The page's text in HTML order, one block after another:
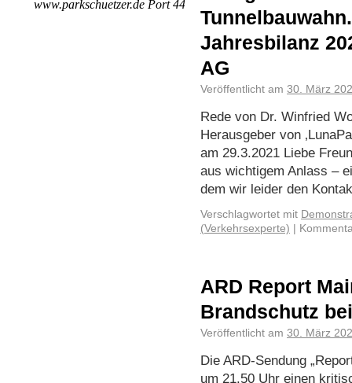
Jahresbilanz
AG
Veröffentlicht am 30. März
Rede von Dr. Winfried
Herausgeber von
am 29.3.2021 Liebe
aus wichtigem Anlass –
dem wir leider den
Verschlagwortet mit
(Verkehrsexperte)
ARD Report
Brandschutz
Veröffentlicht am 30. März
Die ARD-Sendung
um 21.50 Uhr einen